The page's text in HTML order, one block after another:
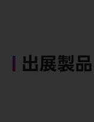
出展製